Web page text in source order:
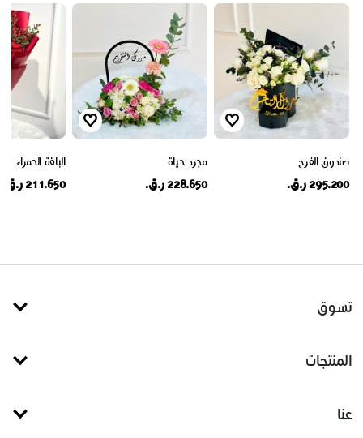
صندوق الفرح
295.200 ر.ق.
مجرد حياة
228.650 ر.ق.
الباقة الحمراء
211.650 ر.ق.
تسوق
المنتجات
عنا